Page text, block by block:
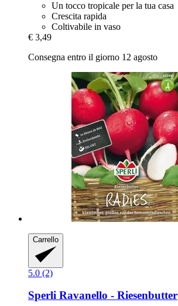
Un tocco tropicale per la tua casa
Crescita rapida
Coltivabile in vaso
€ 3,49
Consegna entro il giorno 12 agosto
Carrello
5.0 (2)
Sperli Ravanello -​ Riesenbutter